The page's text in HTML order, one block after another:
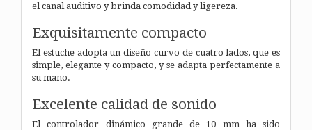
el canal auditivo y brinda comodidad y ligereza.
Exquisitamente compacto
El estuche adopta un diseño curvo de cuatro lados, que es
simple, elegante y compacto, y se adapta perfectamente a
su mano.
Excelente calidad de sonido
El controlador dinámico grande de 10 mm ha sido